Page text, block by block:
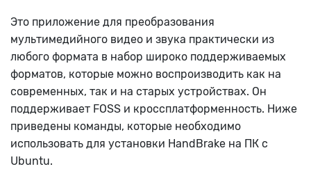
Это приложение для преобразования
мультимедийного видео и звука практически из
любого формата в набор широко поддерживаемых
форматов, которые можно воспроизводить как на
современных, так и на старых устройствах. Он
поддерживает FOSS и кроссплатформенность. Ниже
приведены команды, которые необходимо
использовать для установки HandBrake на ПК с
Ubuntu.